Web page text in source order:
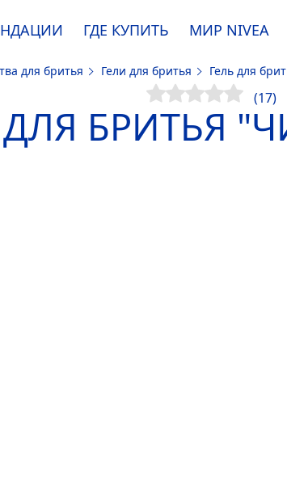
Пожалуйста, ознакомьтесь с информацией по
ГДЕ КУПИТЬ МИР NIVEA
для бритья Гели для бритья Гель для
(17)
ДЛЯ БРИТЬЯ